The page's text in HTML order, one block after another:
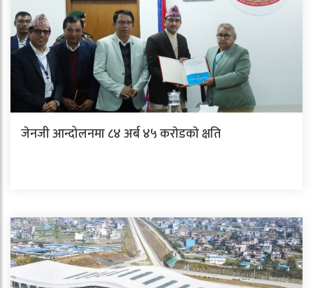
जेनजी आन्दोलनमा ८४ अर्ब ४५ कराेडकाे क्षति